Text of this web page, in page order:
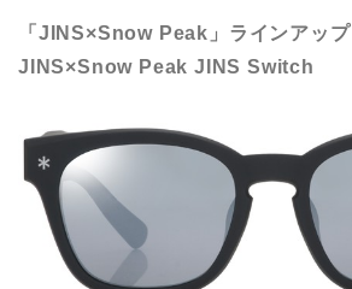
「JINS×Snow Peak」ラインアップ
JINS×Snow Peak JINS Switch